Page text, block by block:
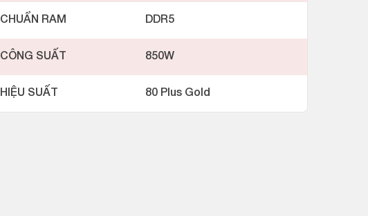
CHUẨN RAM DDR5
CÔNG SUẤT 850W
HIỆU SUẤT 80 Plus Gold